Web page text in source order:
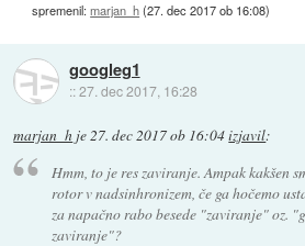
spremenil:marjan_h(27. dec 2017 ob 16:08)
googleg1
::27. dec 2017, 16:28
marjan_h je27. dec 2017 ob 16:04izjavil:
Hmm, to je res zaviranje. Ampak kakšen
rotor v nadsinhronizem, če ga hočemo
za napačno rabo besede "zaviranje" oz.
zaviranje"?